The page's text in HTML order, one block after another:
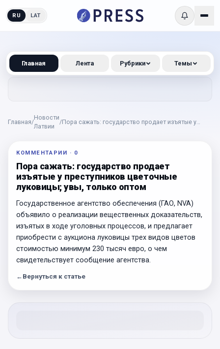
RU LAT
Главная/
Новости
Латвии
/Пора сажать: государство продает изъятые у
КОММЕНТАРИИ · 0
Пора сажать: государство продает
изъятые у преступников цветочные
луковицы; увы, только оптом
Государственное агентство обеспечения (ГАО, NVA)
объявило о реализации вещественных доказательств,
изъятых в ходе уголовных процессов, и предлагает
приобрести с аукциона луковицы трех видов цветов
стоимостью минимум 230 тысяч евро, о чем
свидетельствует сообщение агентства.
← Вернуться к статье
Главная Лента Рубрики Темы